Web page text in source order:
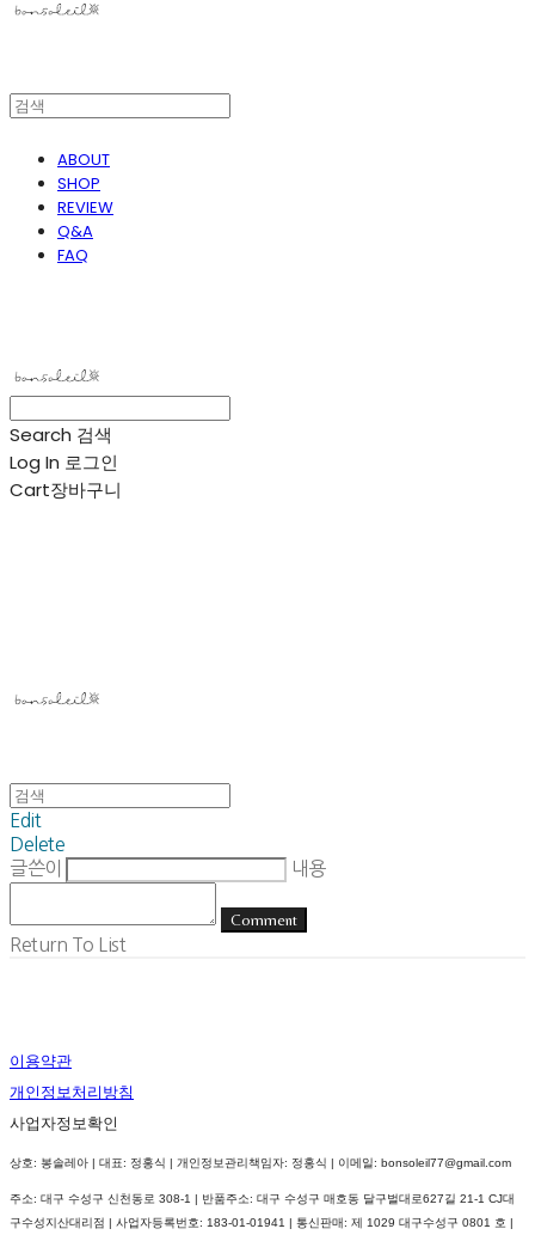
ABOUT
SHOP
REVIEW
Q&A
FAQ
Search 검색
Log In 로그인
Cart장바구니
Edit
Delete
글쓴이
내용
Comment
Return To List
이용약관
개인정보처리방침
사업자정보확인
상호: 봉솔레아 | 대표: 정홍식 | 개인정보관리책임자: 정홍식 | 이메일: bonsoleil77@gmail.com
주소: 대구 수성구 신천동로 308-1 | 반품주소: 대구 수성구 매호동 달구벌대로627길 21-1 CJ대
구수성지산대리점 | 사업자등록번호: 183-01-01941 | 통신판매: 제 1029 대구수성구 0801 호 |